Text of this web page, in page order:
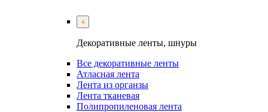
Декоративные ленты, шнуры
Все декоративные ленты
Атласная лента
Лента из органзы
Лента тканевая
Полипропиленовая лента